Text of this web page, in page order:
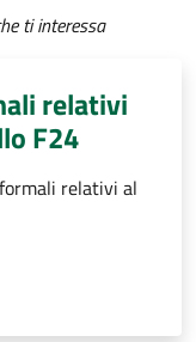
ti interessa
relativi
F24
relativi al